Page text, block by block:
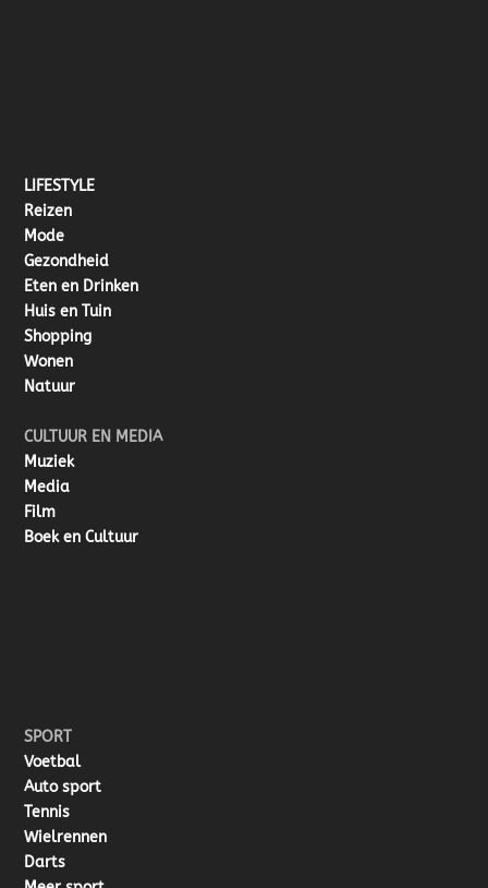
LIFESTYLE
Reizen
Mode
Gezondheid
Eten en Drinken
Huis en Tuin
Shopping
Wonen
Natuur
CULTUUR EN MEDIA
Muziek
Media
Film
Boek en Cultuur
SPORT
Voetbal
Auto sport
Tennis
Wielrennen
Darts